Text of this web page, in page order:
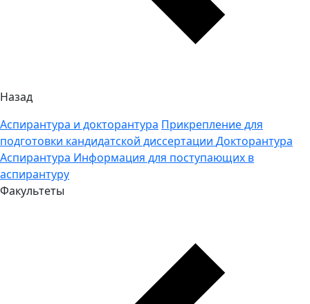
Назад
Аспирантура и докторантура Прикрепление для
подготовки кандидатской диссертации Докторантура
Аспирантура Информация для поступающих в
аспирантуру
Факультеты